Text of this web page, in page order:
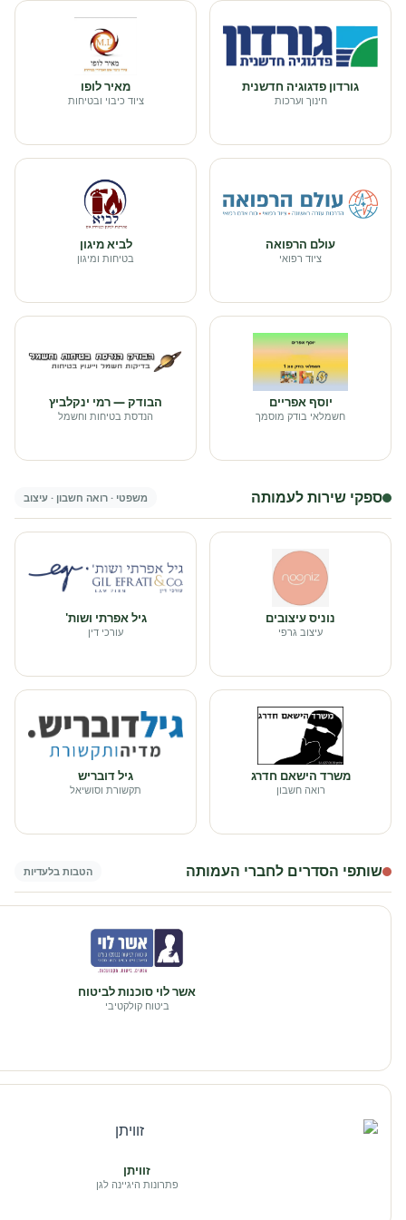
גורדון פדגוגיה חדשנית
חינוך וערכות
מאיר לופו
ציוד כיבוי ובטיחות
עולם הרפואה
ציוד רפואי
לביא מיגון
בטיחות ומיגון
יוסף אפריים
חשמלאי בודק מוסמך
הבודק — רמי ינקלביץ
הנדסת בטיחות וחשמל
ספקי שירות לעמותה משפטי · רואה חשבון · עיצוב
נוניס עיצובים
עיצוב גרפי
גיל אפרתי ושות'
עורכי דין
משרד הישאם חדרג
רואה חשבון
גיל דובריש
תקשורת וסושיאל
שותפי הסדרים לחברי העמותה הטבות בלעדיות
אשר לוי סוכנות לביטוח
ביטוח קולקטיבי
זוויתן
פתרונות היגיינה לגן